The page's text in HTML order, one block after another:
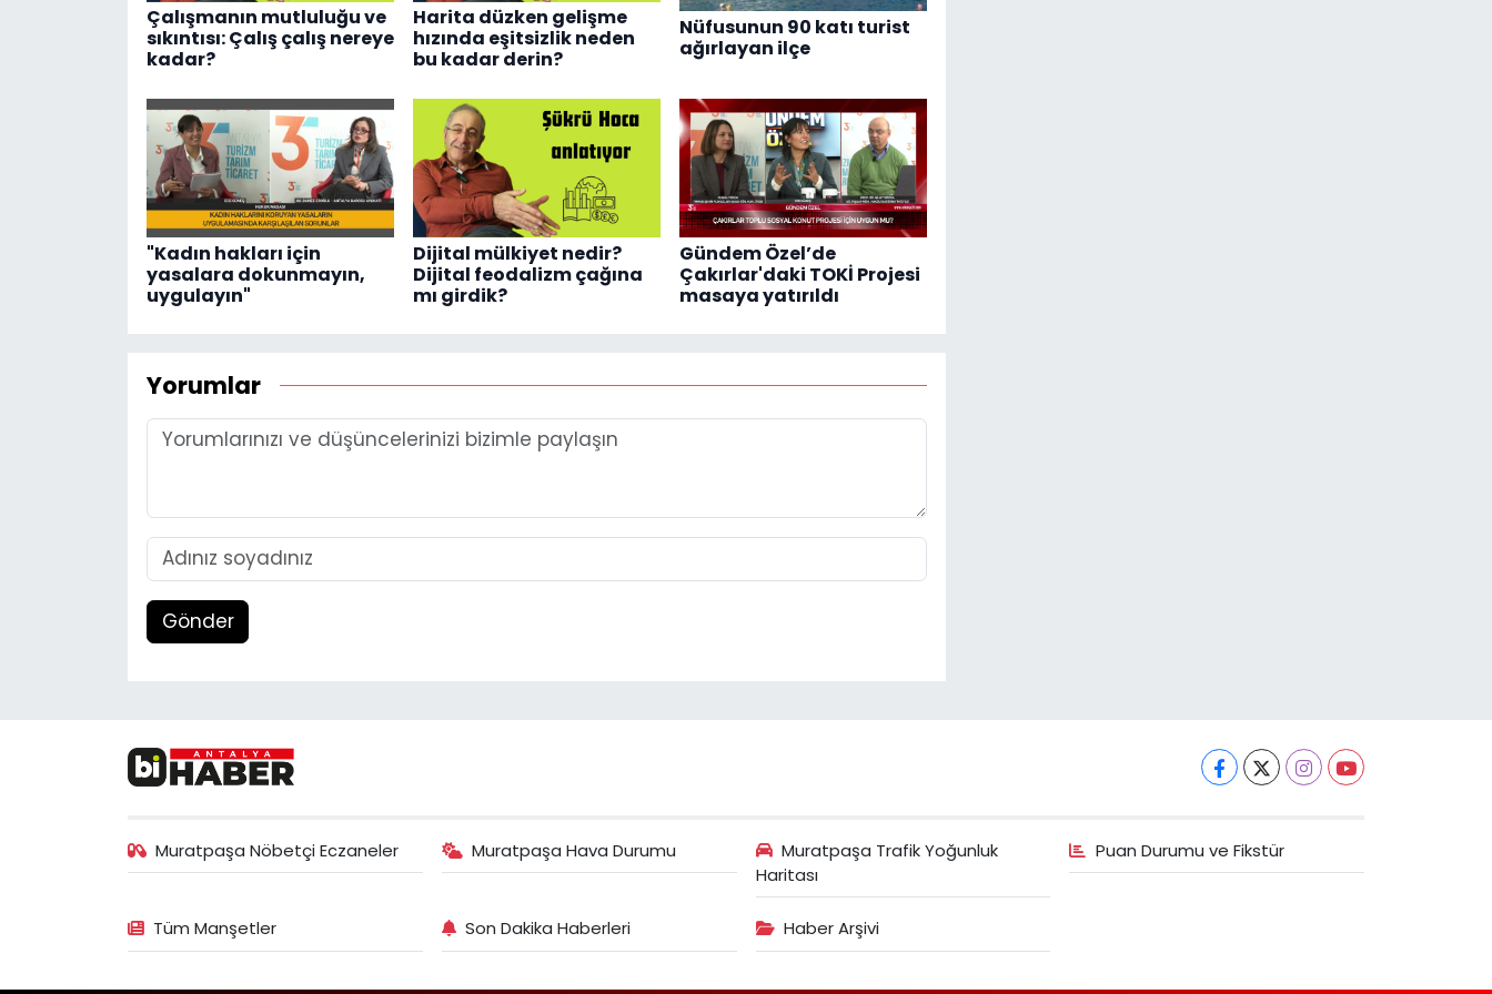
Çalışmanın mutluluğu ve
sıkıntısı: Çalış çalış nereye
kadar?
Harita düzken gelişme
hızında eşitsizlik neden
bu kadar derin?
Nüfusunun 90 katı turist
ağırlayan ilçe
"Kadın hakları için
yasalara dokunmayın,
uygulayın"
Dijital mülkiyet nedir?
Dijital feodalizm çağına
mı girdik?
Gündem Özel’de
Çakırlar'daki TOKİ Projesi
masaya yatırıldı
Yorumlar
Gönder
Muratpaşa Nöbetçi Eczaneler Muratpaşa Hava Durumu
Muratpaşa Trafik Yoğunluk
Haritası
Puan Durumu ve Fikstür
Tüm Manşetler Son Dakika Haberleri Haber Arşivi